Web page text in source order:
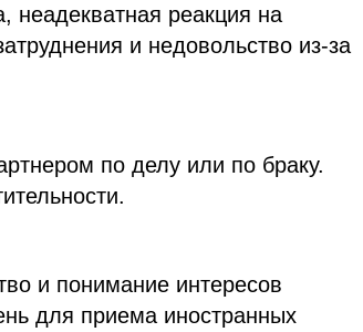
неадекватная реакция на
и недовольство из-за
по делу или по браку.
и понимание интересов
для приема иностранных